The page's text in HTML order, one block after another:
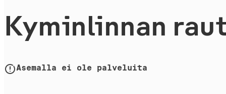
Kyminlinnan
Asemalla ei ole palveluita